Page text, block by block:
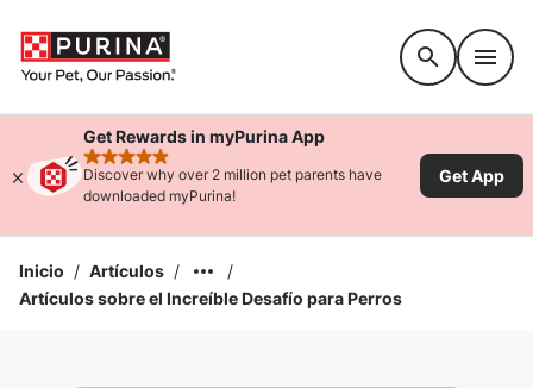
Get Rewards in myPurina App
rated 4.9 stars
Discover why over 2 million pet parents have
downloaded myPurina!
Get App
Inicio / Artículos /
/
Artículos sobre el Increíble Desafío para Perros